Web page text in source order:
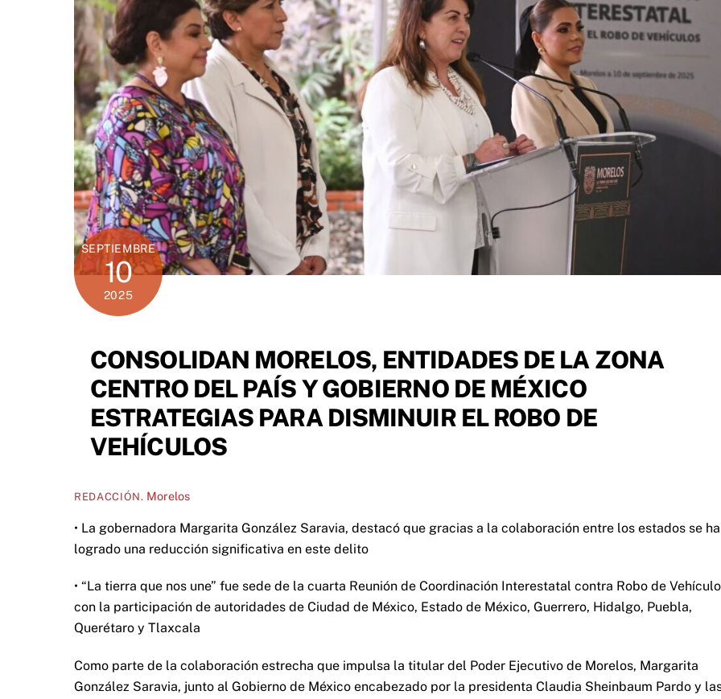
SEPTIEMBRE
10
2025
CONSOLIDAN MORELOS, ENTIDADES DE LA ZONA
CENTRO DEL PAÍS Y GOBIERNO DE MÉXICO
ESTRATEGIAS PARA DISMINUIR EL ROBO DE
VEHÍCULOS
REDACCIÓN. Morelos
• La gobernadora Margarita González Saravia, destacó que gracias a la colaboración entre los estados se ha
logrado una reducción significativa en este delito
• “La tierra que nos une” fue sede de la cuarta Reunión de Coordinación Interestatal contra Robo de
con la participación de autoridades de Ciudad de México, Estado de México, Guerrero, Hidalgo, Puebla,
Querétaro y Tlaxcala
Como parte de la colaboración estrecha que impulsa la titular del Poder Ejecutivo de Morelos, Margarita
González Saravia, junto al Gobierno de México encabezado por la presidenta Claudia Sheinbaum Pardo y